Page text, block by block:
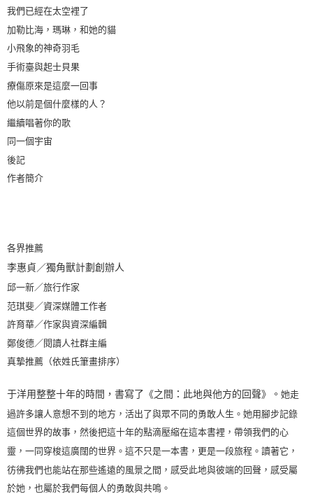
我們已經在太空裡了
加勒比海，瑪琳，和她的貓
小飛象的神奇羽毛
手術臺與起士貝果
療傷原來是這麼一回事
他以前是個什麼樣的人？
繼續唱著你的歌
同一個宇宙
後記
作者簡介
各界推薦
李惠貞／獨角獸計劃創辦人
邱一新／旅行作家
范琪斐／資深媒體工作者
許育華／作家與資深編輯
鄭俊德／閱讀人社群主編
真摯推薦（依姓氏筆畫排序）
于洋用整整十年的時間，書寫了《之間：此地與他方的回聲》。 她走
過許多讓人意想不到的地方，活出了與眾不同的勇敢人生。 她用腳步記錄
這個世界的故事，然後把這十年的點滴壓縮在這本書裡，帶領我們的心
靈，一同穿梭這廣闊的世界。 這不只是一本書，更是一段旅程。 讀著它，
彷彿我們也能站在那些遙遠的風景之間，感受此地與彼端的回聲，感受屬
於她，也屬於我們每個人的勇敢與共鳴。